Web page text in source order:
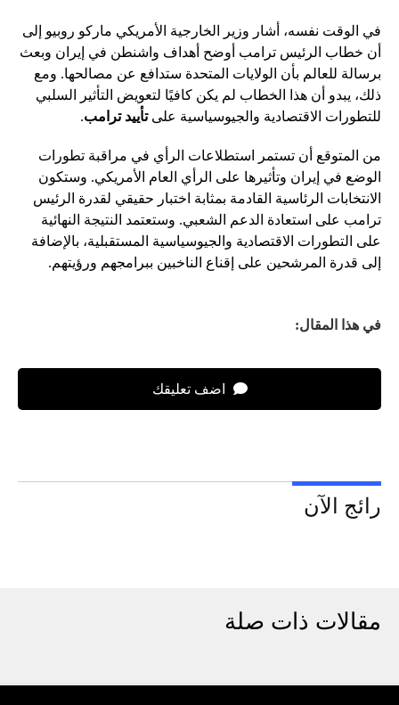
في الوقت نفسه، أشار وزير الخارجية الأمريكي ماركو روبيو إلى
أن خطاب الرئيس ترامب أوضح أهداف واشنطن في إيران وبعث
برسالة للعالم بأن الولايات المتحدة ستدافع عن مصالحها. ومع
ذلك، يبدو أن هذا الخطاب لم يكن كافيًا لتعويض التأثير السلبي
للتطورات الاقتصادية والجيوسياسية علىتأييد ترامب.
من المتوقع أن تستمر استطلاعات الرأي في مراقبة تطورات
الوضع في إيران وتأثيرها على الرأي العام الأمريكي. وستكون
الانتخابات الرئاسية القادمة بمثابة اختبار حقيقي لقدرة الرئيس
ترامب على استعادة الدعم الشعبي. وستعتمد النتيجة النهائية
على التطورات الاقتصادية والجيوسياسية المستقبلية، بالإضافة
إلى قدرة المرشحين على إقناع الناخبين ببرامجهم ورؤيتهم.
في هذا المقال:
اضف تعليقك
رائج الآن
مقالات ذات صلة